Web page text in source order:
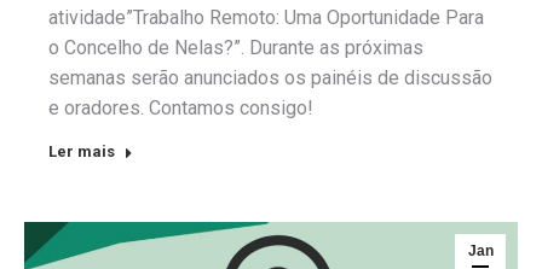
atividade”Trabalho Remoto: Uma Oportunidade Para
o Concelho de Nelas?”. Durante as próximas
semanas serão anunciados os painéis de discussão
e oradores. Contamos consigo!
Ler mais
Jan